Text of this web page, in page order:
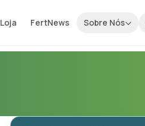
Loja FertNews Sobre Nós